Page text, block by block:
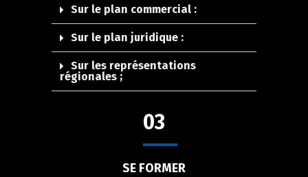
Sur le plan commercial :
Sur le plan juridique :
Sur les représentations
régionales ;
03
SE FORMER